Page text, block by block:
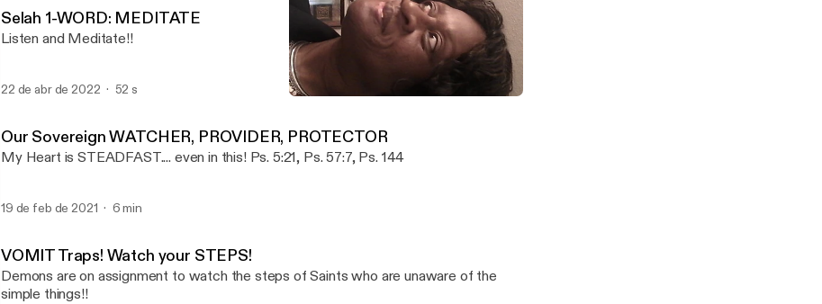
Selah 1-WORD: MEDITATE
Listen and Meditate!!
22 de abr de 2022 52 s
Our Sovereign WATCHER, PROVIDER, PROTECTOR
My Heart is STEADFAST.... even in this! Ps. 5:21, Ps. 57:7, Ps. 144
19 de feb de 2021 6 min
VOMIT Traps! Watch your STEPS!
Demons are on assignment to watch the steps of Saints who are unaware of the
simple things!!